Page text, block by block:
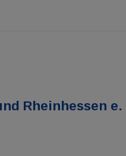
Rheinhessen e.